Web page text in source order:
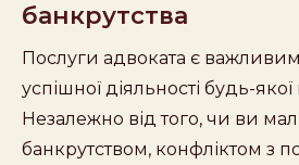
банкрутства
Послуги адвоката є
успішної діяльності будь-
Незалежно від того, чи ви
банкрутством, конфліктом з